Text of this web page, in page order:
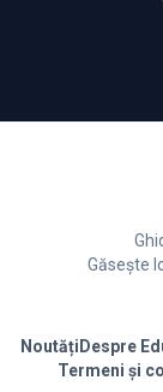
Găsește
Noutăți Despre
Termeni și